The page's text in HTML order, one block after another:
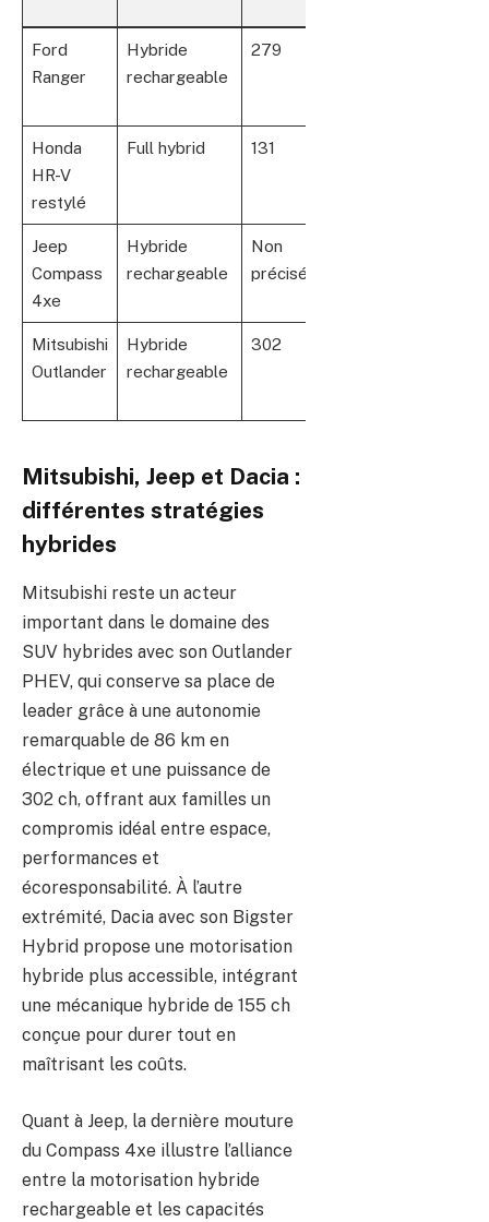
Ford
Ranger
Hybride
rechargeable
279
Honda
HR-V
restylé
Full hybrid 131
Jeep
Compass
4xe
Hybride
rechargeable
Non
précisé
Mitsubishi
Outlander
Hybride
rechargeable
302
Mitsubishi, Jeep et Dacia :
différentes stratégies
hybrides
Mitsubishi reste un acteur
important dans le domaine des
SUV hybrides avec son Outlander
PHEV, qui conserve sa place de
leader grâce à une autonomie
remarquable de 86 km en
électrique et une puissance de
302 ch, offrant aux familles un
compromis idéal entre espace,
performances et
écoresponsabilité. À l’autre
extrémité, Dacia avec son Bigster
Hybrid propose une motorisation
hybride plus accessible, intégrant
une mécanique hybride de 155 ch
conçue pour durer tout en
maîtrisant les coûts.
Quant à Jeep, la dernière mouture
du Compass 4xe illustre l’alliance
entre la motorisation hybride
rechargeable et les capacités